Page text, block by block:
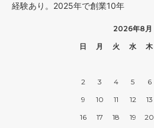
経験あり。2025年で創業10年
2026年8月
日
月 火 水 木
2
3 4 5 6
9
10 11 12 13
16
17 18 19 20